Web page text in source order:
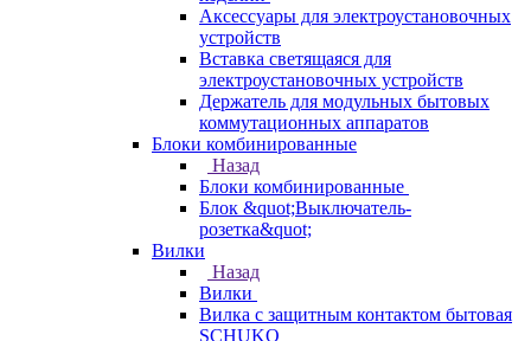
Аксессуары для электроустановочных
устройств
Вставка светящаяся для
электроустановочных устройств
Держатель для модульных бытовых
коммутационных аппаратов
Блоки комбинированные
Назад
Блоки комбинированные
Блок &quot;Выключатель-
розетка&quot;
Вилки
Назад
Вилки
Вилка с защитным контактом бытовая
SCHUKO